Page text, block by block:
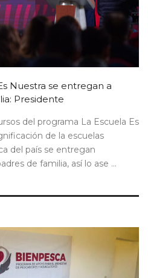
Nuestra se entregan a
Presidente
del programa La Escuela Es
de la escuelas
del país se entregan
de familia, así lo ase ...